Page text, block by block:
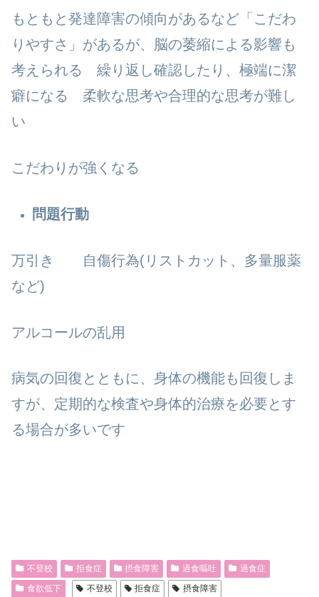
もともと発達障害の傾向があるなど「こだわ
りやすさ」があるが、 脳の萎縮による影響も
考えられる 繰り返し確認したり、 極端に潔
癖になる 柔軟な思考や合理的な思考が難し
い
こだわりが強くなる
問題行動
万引き 自傷行為(リストカット、多量服薬
など)
アルコールの乱用
病気の回復とともに、身体の機能も回復しま
すが、定期的な検査や身体的治療を必要とす
る場合が多いです
不登校 拒食症 摂食障害 過食嘔吐
過食症
食欲低下
不登校 拒食症
摂食障害